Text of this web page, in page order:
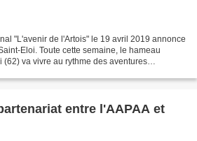
"L'avenir de l'Artois" le 19 avril 2019 annonce
Eloi. Toute cette semaine, le hameau
(62) va vivre au rythme des aventures
entre l'AAPAA et